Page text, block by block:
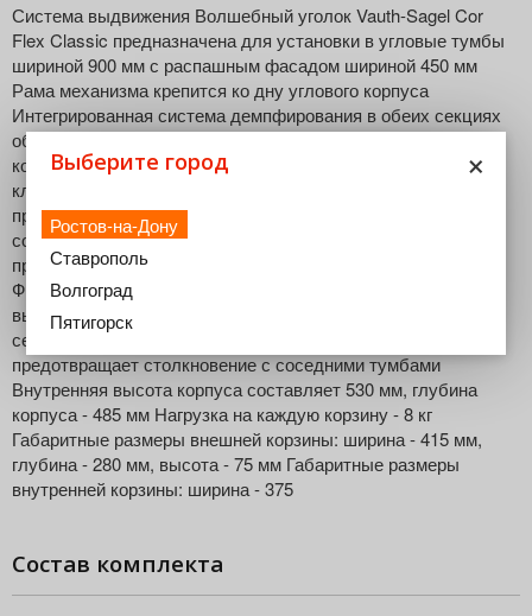
Система выдвижения Волшебный уголок Vauth-Sagel Cor
Flex Classic предназначена для установки в угловые тумбы
шириной 900 мм с распашным фасадом шириной 450 мм
Рама механизма крепится ко дну углового корпуса
Интегрированная система демпфирования в обеих секциях
обеспечивает бесшумное плавное закрывание выдвижных
корзин Механизм, состоящий из четырех навесных сеток
классик, позволяет рационально использовать внутреннее
пространство шкафа, обеспечивая комфортный доступ к
содержимому Идеально подходит для задействования
пространства мертвых зон Удобная регулировка фасада
Фиксирующие клипсы позволяют индивидуально настроить
высоту корзин и исключают возможность опрокидывания
сеток Встроенный ограничитель угла открывания
предотвращает столкновение с соседними тумбами
Внутренняя высота корпуса составляет 530 мм, глубина
корпуса - 485 мм Нагрузка на каждую корзину - 8 кг
Габаритные размеры внешней корзины: ширина - 415 мм,
глубина - 280 мм, высота - 75 мм Габаритные размеры
внутренней корзины: ширина - 375
Состав комплекта
×
Выберите город
Ростов-на-Дону
Ставрополь
Волгоград
Пятигорск